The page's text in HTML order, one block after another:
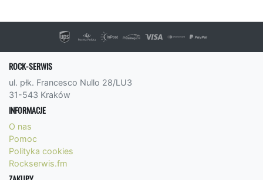
ROCK-SERWIS
ul. płk. Francesco Nullo 28/LU3
31-543 Kraków
INFORMACJE
O nas
Pomoc
Polityka cookies
Rockserwis.fm